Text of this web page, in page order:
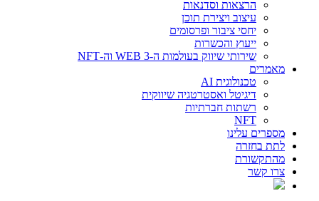
הרצאות וסדנאות
עיצוב ויצירת תוכן
יחסי ציבור ופרסומים
ייעוץ והכשרות
שירותי שיווק בעולמות ה-WEB 3 וה-NFT
מאמרים
טכנולוגית AI
דיגיטל ואסטרטגיה שיווקית
רשתות חברתיות
NFT
מספרים עלינו
לתת בחזרה
מהתקשורת
צרו קשר